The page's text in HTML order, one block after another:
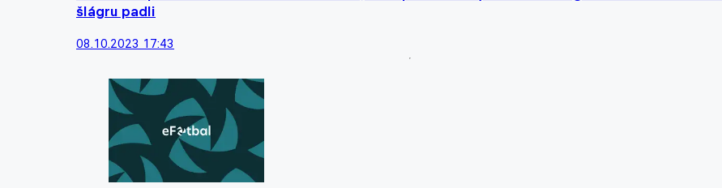
šlágru padli
08.10.2023 17:43